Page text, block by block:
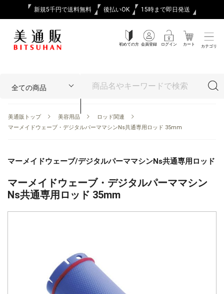
新規5千円で送料無料 後払いOK 15時まで即日発送
初めての方 会員登録 ログイン カート カテゴリ
美通販トップ 美容用品
ロッド関連
マーメイドウェーブ・デジタルパーママシンNs共通専用ロッド 35mm
マーメイドウェーブ/デジタルパーママシンNs共通専用ロッド
マーメイドウェーブ・デジタルパーママシン
Ns共通専用ロッド 35mm